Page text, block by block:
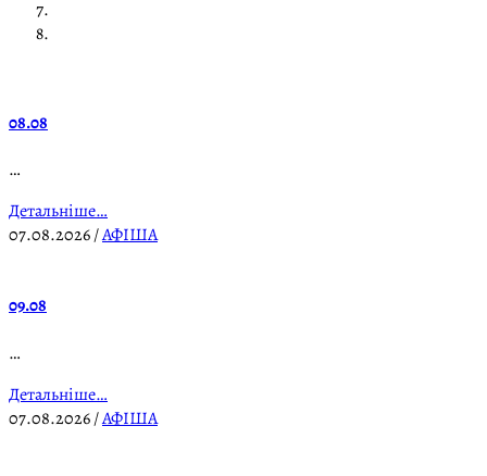
08.08
…
Детальніше…
07.08.2026/АФІША
09.08
…
Детальніше…
07.08.2026/АФІША